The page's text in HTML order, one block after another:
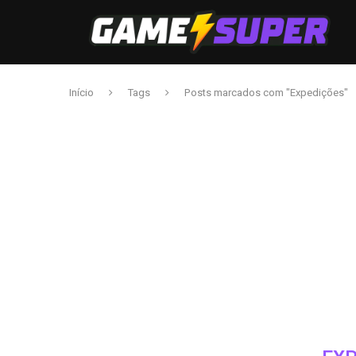
Início Tags Posts marcados com "Expedições"